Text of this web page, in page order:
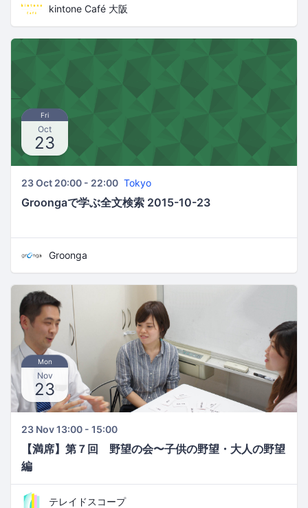
kintone Café 大阪
Fri
Oct
23
23 Oct 20:00 - 22:00 Tokyo
Groongaで学ぶ全文検索 2015-10-23
Groonga
Mon
Nov
23
23 Nov 13:00 - 15:00
【満席】第７回 野望の会〜子供の野望・大人の野望
編
テレイドスコープ